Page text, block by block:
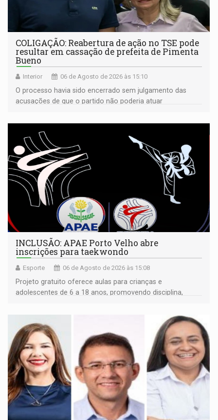
COLIGAÇÃO: Reabertura de ação no TSE pode
resultar em cassação de prefeita de Pimenta
Bueno
Interior 06 de Agosto de 2026 às 15:10
O processo havia sido encerrado sem julgamento das
acusações de que o partido não poderia atuar
INCLUSÃO: APAE Porto Velho abre
inscrições para taekwondo
Esporte 06 de Agosto de 2026 às 15:08
Projeto gratuito oferece aulas para crianças e
adolescentes de 6 a 18 anos, promovendo disciplina,